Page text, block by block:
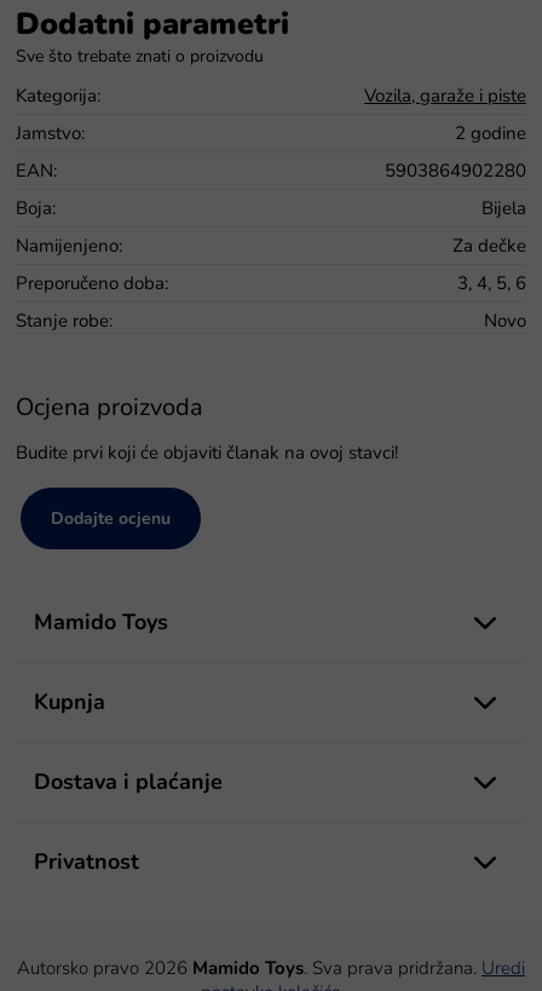
Dodatni parametri
Kategorija:
Vozila, garaže i piste
Jamstvo:
2 godine
EAN:
5903864902280
Boja:
Bijela
Namijenjeno:
Za dečke
Preporučeno doba:
3, 4, 5, 6
Stanje robe: Novo
Ocjena proizvoda
Budite prvi koji će objaviti članak na ovoj stavci!
Dodajte ocjenu
Mamido Toys
Kupnja
Dostava i plaćanje
Privatnost
Autorsko pravo 2026 Mamido Toys. Sva prava pridržana. Uredi